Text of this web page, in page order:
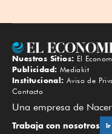
Nuestros Sitios: El
Publicidad: Mediakit
Institucional: Aviso de
Contacto
Una empresa de
Trabaja con nosotros Ir